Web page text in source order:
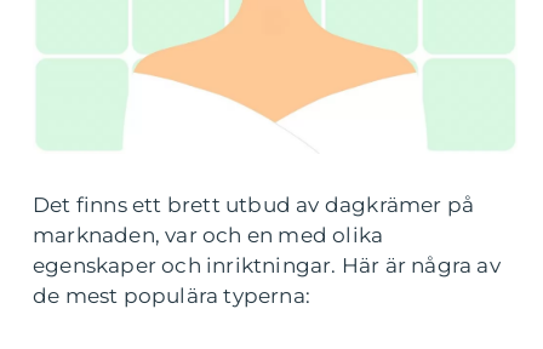
Det finns ett brett utbud av dagkrämer på
marknaden, var och en med olika
egenskaper och inriktningar. Här är några av
de mest populära typerna: